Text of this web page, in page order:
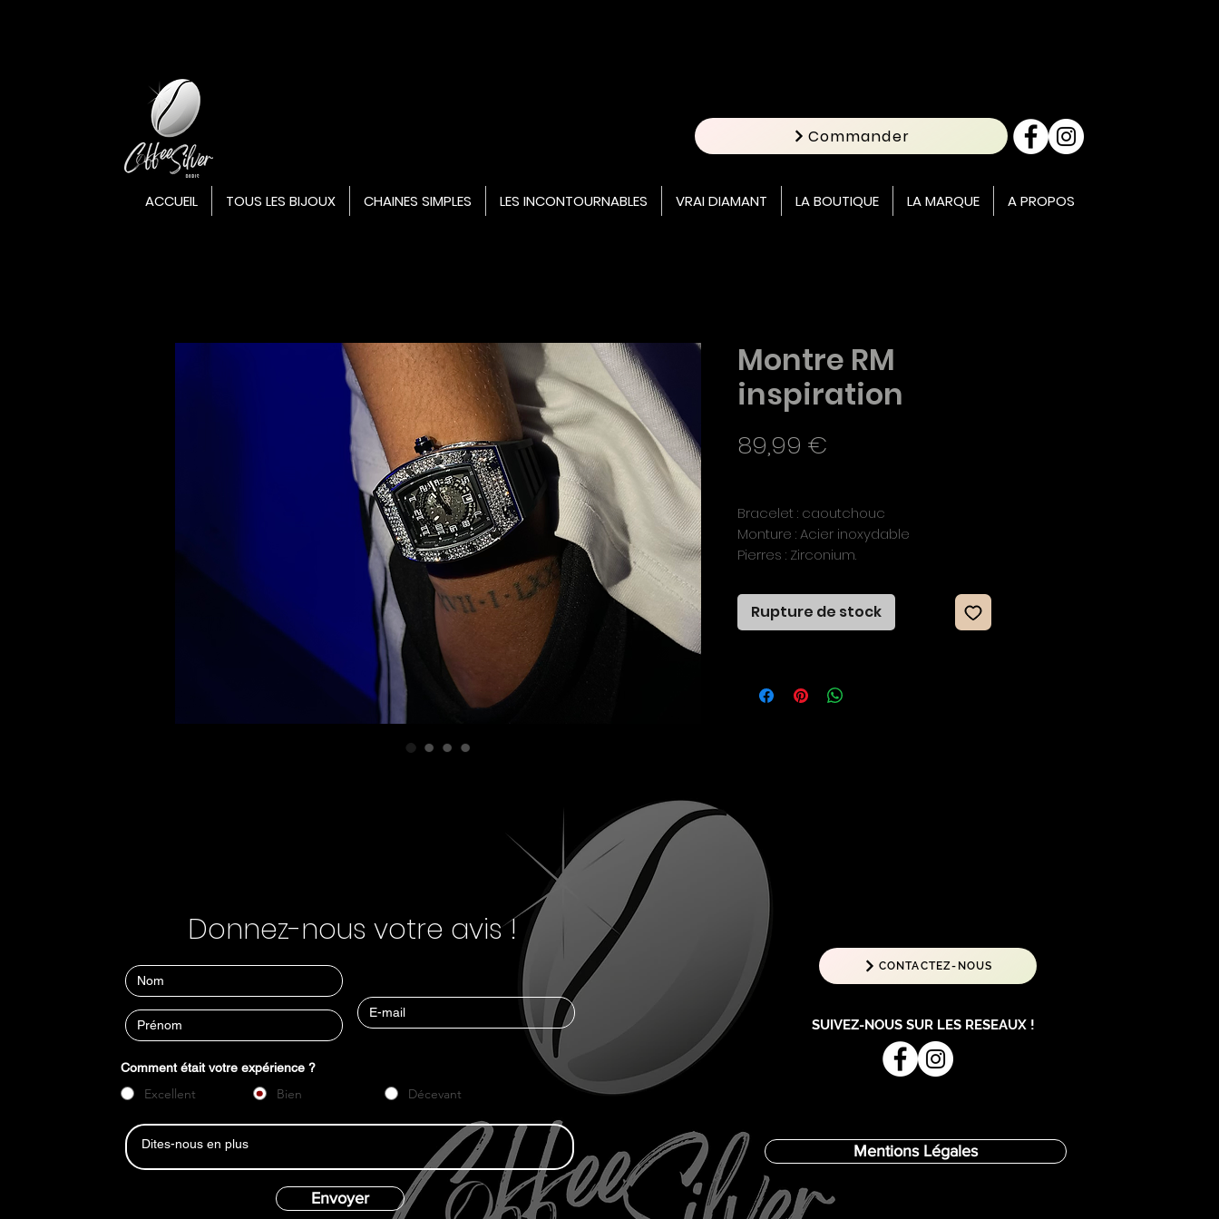
Commander
ACCUEIL TOUS LES BIJOUX CHAINES SIMPLES LES INCONTOURNABLES VRAI DIAMANT LA BOUTIQUE LA MARQUE A PROPOS
Montre RM
inspiration
89,99 €
Bracelet : caoutchouc
Monture : Acier inoxydable
Pierres : Zirconium.
Rupture de stock
Donnez-nous votre avis !
Comment était votre expérience ?
Excellent Bien Décevant
Envoyer
CONTACTEZ-NOUS
SUIVEZ-NOUS SUR LES RESEAUX !
Mentions Légales